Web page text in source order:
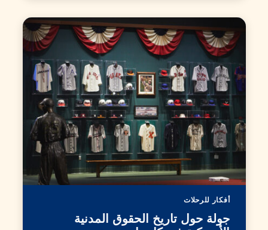
أفكار للرحلات
جولة حول تاريخ الحقوق المدنية